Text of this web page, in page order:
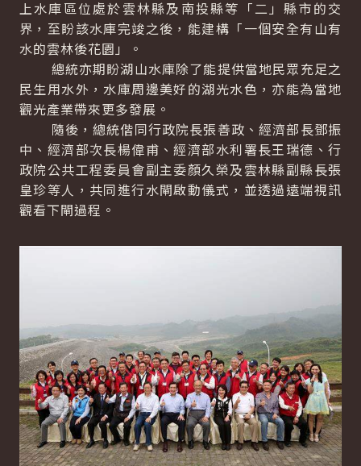
上水庫區位處於雲林縣及南投縣等「二」縣市的交
界，至盼該水庫完竣之後，能建構「一個安全有山有
水的雲林後花園」。
總統亦期盼湖山水庫除了能提供當地民眾充足之
民生用水外，水庫周邊美好的湖光水色，亦能為當地
觀光產業帶來更多發展。
隨後，總統偕同行政院長張善政、經濟部長鄧振
中、經濟部次長楊偉甫、經濟部水利署長王瑞德、行
政院公共工程委員會副主委顏久榮及雲林縣副縣長張
皇珍等人，共同進行水閘啟動儀式，並透過遠端視訊
觀看下閘過程。